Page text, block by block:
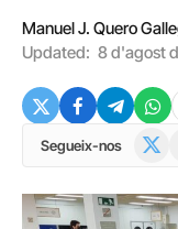
Manuel J. Quero
Updated: 8 d'agost
Segueix-nos